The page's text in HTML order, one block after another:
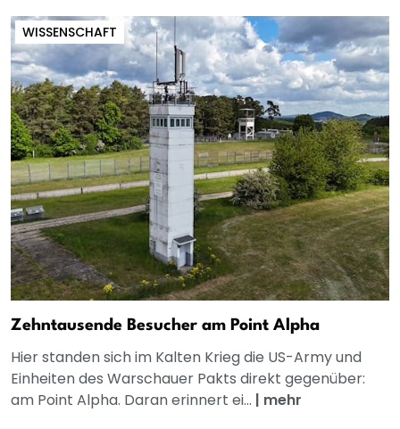
WISSENSCHAFT
Zehntausende Besucher am Point Alpha
Hier standen sich im Kalten Krieg die US-Army und
Einheiten des Warschauer Pakts direkt gegenüber:
am Point Alpha. Daran erinnert ei... | mehr